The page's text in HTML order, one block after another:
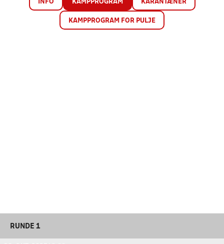
INFO KAMPPROGRAM KARANTÆNER
KAMPPROGRAM FOR PULJE
RUNDE 1